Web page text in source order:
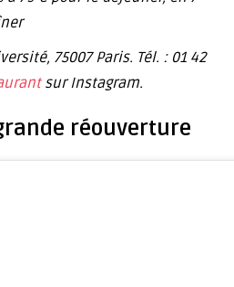
75007 Paris. Tél. : 01 42
sur Instagram.
réouverture